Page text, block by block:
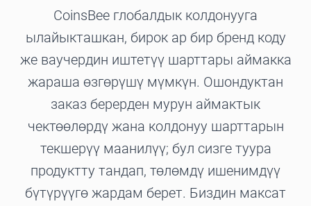
CoinsBee глобалдык колдонууга
ылайыкташкан, бирок ар бир бренд коду
же ваучердин иштетүү шарттары аймакка
жараша өзгөрүшү мүмкүн. Ошондуктан
заказ берерден мурун аймактык
чектөөлөрдү жана колдонуу шарттарын
текшерүү маанилүү; бул сизге туура
продуктту тандап, төлөмдү ишенимдүү
бүтүрүүгө жардам берет. Биздин максат